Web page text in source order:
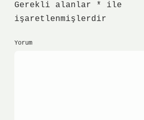
Gerekli alanlar
*
ile
işaretlenmişlerdir
Yorum